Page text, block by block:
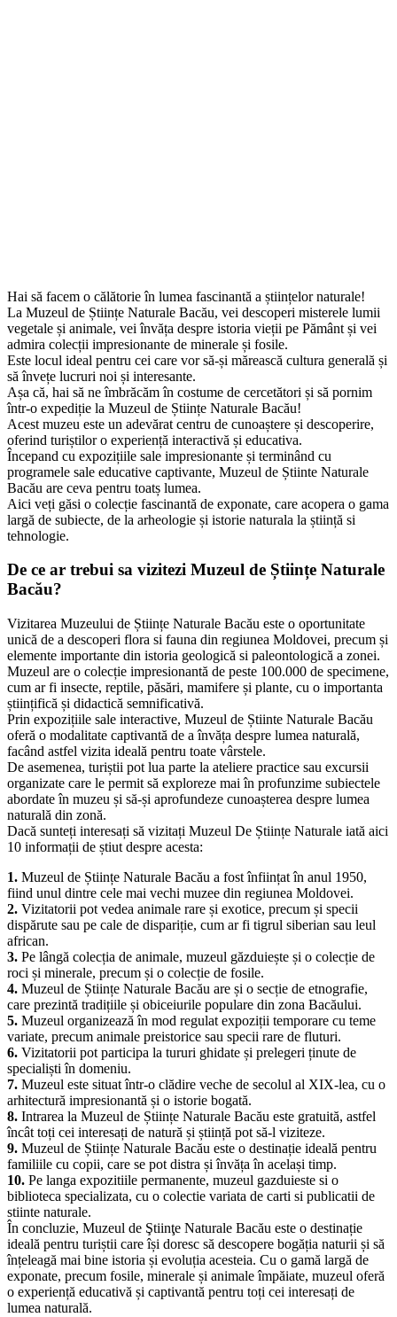
Hai să facem o călătorie în lumea fascinantă a științelor naturale!
La Muzeul de Științe Naturale Bacău, vei descoperi misterele lumii
vegetale și animale, vei învăța despre istoria vieții pe Pământ și vei
admira colecții impresionante de minerale și fosile.
Este locul ideal pentru cei care vor să-și mărească cultura generală și
să învețe lucruri noi și interesante.
Așa că, hai să ne îmbrăcăm în costume de cercetători și să pornim
într-o expediție la Muzeul de Științe Naturale Bacău!
Acest muzeu este un adevărat centru de cunoaștere și descoperire,
oferind turiștilor o experiență interactivă și educativa.
Începand cu expozițiile sale impresionante și terminând cu
programele sale educative captivante, Muzeul de Știinte Naturale
Bacău are ceva pentru toatș lumea.
largă de subiecte, de la arheologie și istorie naturala la știință si
tehnologie.
De ce ar trebui sa vizitezi Muzeul de Științe Naturale
Bacău?
Vizitarea Muzeului de Științe Naturale Bacău este o oportunitate
unică de a descoperi flora si fauna din regiunea Moldovei, precum și
elemente importante din istoria geologică si paleontologică a zonei.
Muzeul are o colecție impresionantă de peste 100.000 de specimene,
cum ar fi insecte, reptile, păsări, mamifere și plante, cu o importanta
științifică și didactică semnificativă.
Prin expozițiile sale interactive, Muzeul de Știinte Naturale Bacău
oferă o modalitate captivantă de a învăța despre lumea naturală,
facând astfel vizita ideală pentru toate vârstele.
De asemenea, turiștii pot lua parte la ateliere practice sau excursii
organizate care le permit să exploreze mai în profunzime subiectele
abordate în muzeu și să-și aprofundeze cunoașterea despre lumea
Dacă sunteți interesați să vizitați Muzeul De Științe Naturale iată aici
10 informații de știut despre acesta:
1.Muzeul de Științe Naturale Bacău a fost înființat în anul 1950,
fiind unul dintre cele mai vechi muzee din regiunea Moldovei.
2. Vizitatorii pot vedea animale rare și exotice, precum și specii
dispărute sau pe cale de dispariție, cum ar fi tigrul siberian sau leul
african.
3.Pe lângă colecția de animale, muzeul găzduiește și o colecție de
roci și minerale, precum și o colecție de fosile.
4.Muzeul de Științe Naturale Bacău are și o secție de etnografie,
care prezintă tradițiile și obiceiurile populare din zona Bacăului.
5.Muzeul organizează în mod regulat expoziții temporare cu teme
variate, precum animale preistorice sau specii rare de fluturi.
6.Vizitatorii pot participa la tururi ghidate și prelegeri ținute de
specialiști în domeniu.
7.Muzeul este situat într-o clădire veche de secolul al XIX-lea, cu o
arhitectură impresionantă și o istorie bogată.
8.Intrarea la Muzeul de Științe Naturale Bacău este gratuită, astfel
încât toți cei interesați de natură și știință pot să-l viziteze.
9.Muzeul de Științe Naturale Bacău este o destinație ideală pentru
familiile cu copii, care se pot distra și învăța în același timp.
10.Pe langa expozitiile permanente, muzeul gazduieste si o
biblioteca specializata, cu o colectie variata de carti si publicatii de
stiinte naturale.
În concluzie, Muzeul de Ştiinţe Naturale Bacău este o destinație
ideală pentru turiștii care își doresc să descopere bogăția naturii și să
înțeleagă mai bine istoria și evoluția acesteia. Cu o gamă largă de